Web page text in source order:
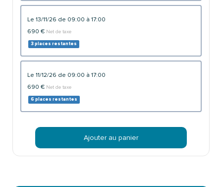
le 13/11/26 de 09:00 à 17:00
690 € Net de taxe
3 places restantes
le 11/12/26 de 09:00 à 17:00
690 € Net de taxe
6 places restantes
Ajouter au panier